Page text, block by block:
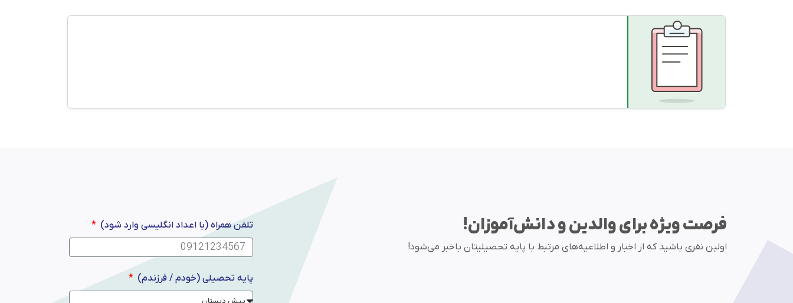
فرصت ویژه برای والدین و دانش‌آموزان!
اولین نفری باشید که از اخبار و اطلاعیه‌های مرتبط با پایه تحصیلیتان باخبر می‌شود!
تلفن همراه (با اعداد انگلیسی وارد شود)
پایه تحصیلی (خودم / فرزندم)